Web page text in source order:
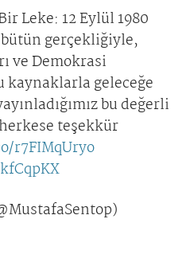
Leke: 12 Eylül 1980
bütün gerçekliğiyle,
ve Demokrasi
kaynaklarla geleceğe
bu değerli
teşekkür
r7FIMqUryo